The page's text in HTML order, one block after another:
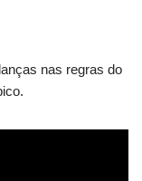
nas regras do